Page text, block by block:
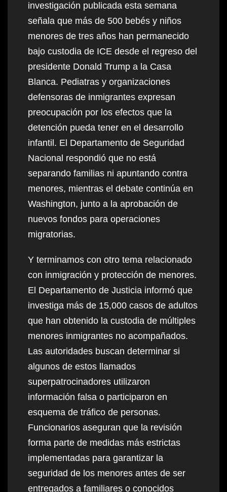
investigación publicada esta semana
señala que más de 500 bebés y niños
menores de tres años han permanecido
bajo custodia de ICE desde el regreso del
presidente Donald Trump a la Casa
Blanca. Pediatras y organizaciones
defensoras de inmigrantes expresan
preocupación por los efectos que la
detención pueda tener en el desarrollo
infantil. El Departamento de Seguridad
Nacional respondió que no está
separando familias ni apuntando contra
menores, mientras el debate continúa en
Washington, junto a la aprobación de
nuevos fondos para operaciones
migratorias.
Y terminamos con otro tema relacionado
con inmigración y protección de menores.
El Departamento de Justicia informó que
investiga más de 15,000 casos de adultos
que han obtenido la custodia de múltiples
menores inmigrantes no acompañados.
Las autoridades buscan determinar si
algunos de estos llamados
superpatrocinadores utilizaron
información falsa o participaron en
esquema de tráfico de personas.
Funcionarios aseguran que la revisión
forma parte de medidas más estrictas
implementadas para garantizar la
seguridad de los menores antes de ser
entregados a familiares o conocidos